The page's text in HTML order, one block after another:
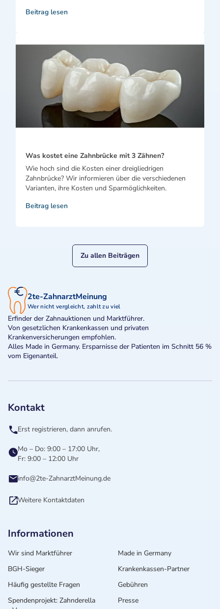
Beitrag lesen
Was kostet eine Zahnbrücke mit 3 Zähnen?
Wie hoch sind die Kosten einer dreigliedrigen
Zahnbrücke? Wir informieren über die verschiedenen
Varianten, ihre Kosten und Sparmöglichkeiten.
Beitrag lesen
Zu allen Beiträgen
2te-ZahnarztMeinung
Wer nicht vergleicht, zahlt zu viel
Erfinder der Zahnauktionen und Marktführer.
Von gesetzlichen Krankenkassen und privaten
Krankenversicherungen empfohlen.
Alles Made in Germany. Ersparnisse der Patienten im Schnitt 56 %
vom Eigenanteil.
Kontakt
Erst registrieren, dann anrufen.
Mo – Do: 9:00 – 17:00 Uhr,
Fr: 9:00 – 12:00 Uhr
info@2te-ZahnarztMeinung.de
Weitere Kontaktdaten
Informationen
Wir sind Marktführer
Made in Germany
BGH-Sieger
Krankenkassen-Partner
Häufig gestellte Fragen
Gebühren
Spendenprojekt: Zahnderella
Presse